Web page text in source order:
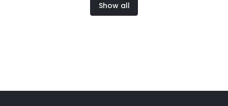
Show all